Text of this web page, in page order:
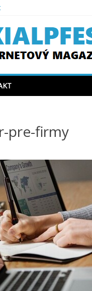
pre-firmy